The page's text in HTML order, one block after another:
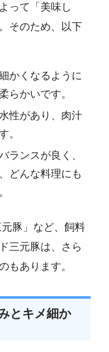
って「美味し
そのため、以下
かくなるように
らかいです。
性があり、肉汁
。
ランスが良く、
どんな料理にも
元豚」など、飼料
三元豚は、さら
もあります。
とキメ細か